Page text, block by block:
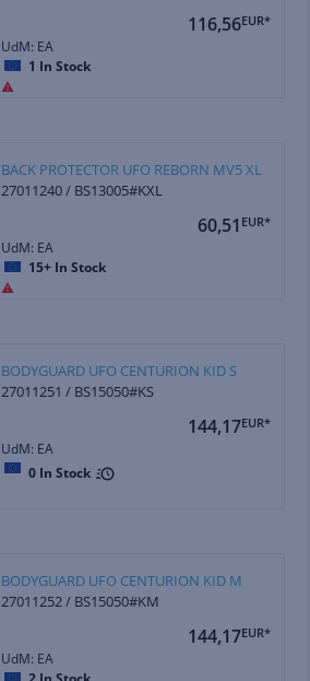
116,56EUR*
UdM: EA
1 In Stock
BACK PROTECTOR UFO REBORN MV5 XL
27011240 / BS13005#KXL
60,51 EUR*
UdM: EA
15+ In Stock
BODYGUARD UFO CENTURION KID S
27011251 / BS15050#KS
144,17EUR*
UdM: EA
0 In Stock
BODYGUARD UFO CENTURION KID M
27011252 / BS15050#KM
144,17EUR*
UdM: EA